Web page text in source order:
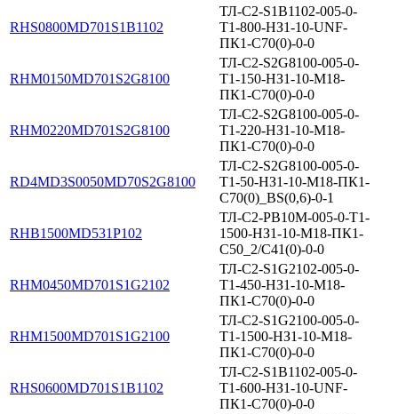
RHS0800MD701S1B1102
ТЛ-С2-S1B1102-005-0-
T1-800-НЗ1-10-UNF-
ПК1-С70(0)-0-0
RHM0150MD701S2G8100
ТЛ-С2-S2G8100-005-0-
T1-150-НЗ1-10-М18-
ПК1-С70(0)-0-0
RHM0220MD701S2G8100
ТЛ-С2-S2G8100-005-0-
T1-220-НЗ1-10-М18-
ПК1-С70(0)-0-0
RD4MD3S0050MD70S2G8100
ТЛ-С2-S2G8100-005-0-
T1-50-НЗ1-10-M18-ПК1-
C70(0)_BS(0,6)-0-1
RHB1500MD531P102
ТЛ-С2-PB10M-005-0-T1-
1500-НЗ1-10-М18-ПК1-
С50_2/С41(0)-0-0
RHM0450MD701S1G2102
ТЛ-С2-S1G2102-005-0-
T1-450-НЗ1-10-М18-
ПК1-С70(0)-0-0
RHM1500MD701S1G2100
ТЛ-С2-S1G2100-005-0-
T1-1500-НЗ1-10-М18-
ПК1-С70(0)-0-0
RHS0600MD701S1B1102
ТЛ-С2-S1B1102-005-0-
T1-600-НЗ1-10-UNF-
ПК1-С70(0)-0-0